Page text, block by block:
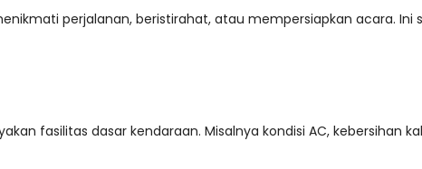
perjalanan, beristirahat, atau mempersiapkan acara.
fasilitas dasar kendaraan. Misalnya kondisi AC, kebersihan